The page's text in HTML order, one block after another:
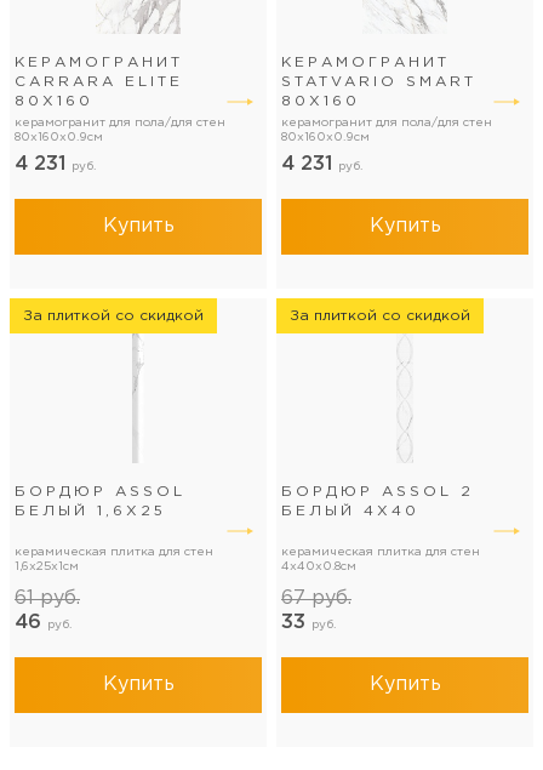
КЕРАМОГРАНИТ
CARRARA ELITE
80Х160
керамогранит для пола/для стен
80x160x0.9см
4 231 руб.
Купить
КЕРАМОГРАНИТ
STATVARIO SMART
80Х160
керамогранит для пола/для стен
80x160x0.9см
4 231 руб.
Купить
За плиткой со скидкой
БОРДЮР ASSOL
БЕЛЫЙ 1,6Х25
керамическая плитка для стен
1,6x25x1см
61руб.
46
руб.
Купить
За плиткой со скидкой
БОРДЮР ASSOL 2
БЕЛЫЙ 4Х40
керамическая плитка для стен
4x40x0.8см
67руб.
33
руб.
Купить